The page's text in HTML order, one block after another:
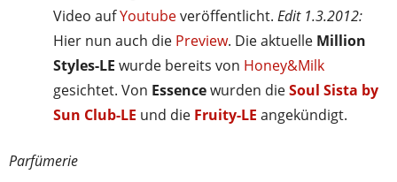
Video aufYoutubeveröffentlicht. Edit 1.3.2012:
Hier nun auch die Preview. Die aktuelle Million
Styles-LE wurde bereits von Honey&Milk
gesichtet. Von Essencewurden dieSoul Sista by
Sun Club-LE und die Fruity-LE angekündigt.
Parfümerie